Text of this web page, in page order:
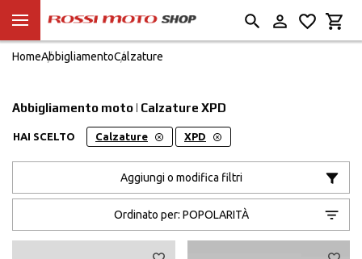
HomeAbbigliamentoCalzature
Abbigliamento moto | Calzature XPD
HAI SCELTO Calzature XPD
Aggiungi o modifica filtri
Ordinato per: POPOLARITÀ